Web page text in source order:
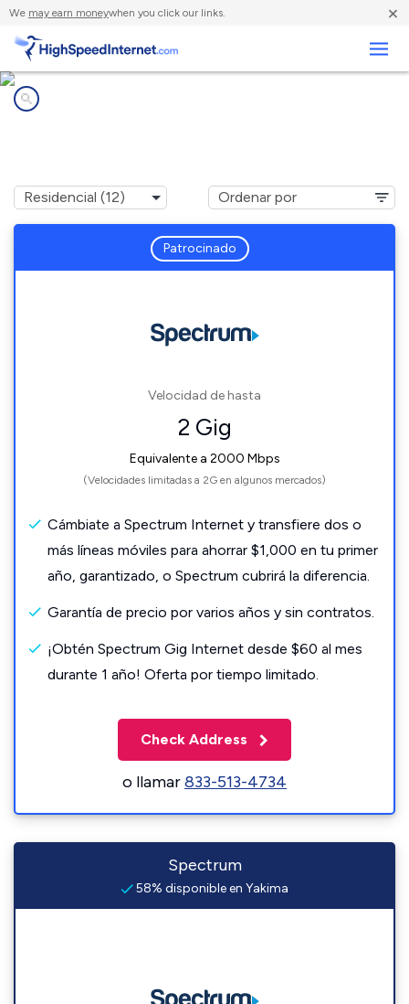
We may earn moneywhen you click our links. ×
Patrocinado
Velocidad de hasta
2 Gig
Equivalente a 2000 Mbps
(Velocidades limitadas a 2G en algunos mercados)
Cámbiate a Spectrum Internet y transfiere dos o
más líneas móviles para ahorrar $1,000 en tu primer
año, garantizado, o Spectrum cubrirá la diferencia.
Garantía de precio por varios años y sin contratos.
¡Obtén Spectrum Gig Internet desde $60 al mes
durante 1 año! Oferta por tiempo limitado.
Check Address
o llamar833-513-4734
Spectrum
58% disponible en Yakima